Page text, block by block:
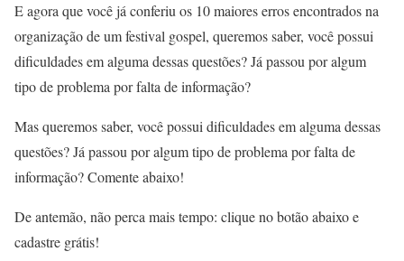
E agora que você já conferiu os 10maiores erros encontrados na
organização de um festival gospel, queremos saber, você possui
dificuldades em alguma dessas questões? Já passou por algum
tipo de problema por falta de informação?
Mas queremos saber, você possui dificuldades em alguma dessas
questões? Já passou por algum tipo de problema por falta de
informação? Comente abaixo!
De antemão, não perca mais tempo: clique no botão abaixo e
cadastre grátis!